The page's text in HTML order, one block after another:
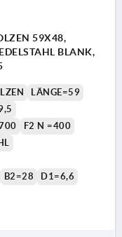
59X48,
BLANK,
LÄNGE=59
F2 N =400
B2=28
D1=6,6